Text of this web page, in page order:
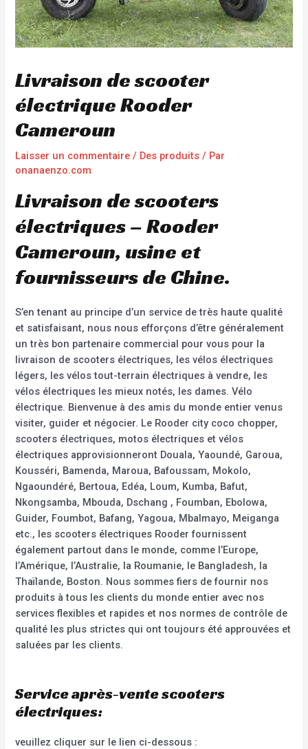
Livraison de scooter
électrique Rooder
Cameroun
Laisser un commentaire / Des produits / Par
onanaenzo.com
Livraison de scooters
électriques – Rooder
Cameroun, usine et
fournisseurs de Chine.
S’en tenant au principe d’un service de très haute qualité
et satisfaisant, nous nous efforçons d’être généralement
un très bon partenaire commercial pour vous pour la
livraison de scooters électriques, les vélos électriques
légers, les vélos tout-terrain électriques à vendre, les
vélos électriques les mieux notés, les dames. Vélo
électrique. Bienvenue à des amis du monde entier venus
visiter, guider et négocier. Le Rooder city coco chopper,
scooters électriques, motos électriques et vélos
électriques approvisionneront Douala, Yaoundé, Garoua,
Kousséri, Bamenda, Maroua, Bafoussam, Mokolo,
Ngaoundéré, Bertoua, Edéa, Loum, Kumba, Bafut,
Nkongsamba, Mbouda, Dschang , Foumban, Ebolowa,
Guider, Foumbot, Bafang, Yagoua, Mbalmayo, Meiganga
etc., les scooters électriques Rooder fournissent
également partout dans le monde, comme l’Europe,
l’Amérique, l’Australie, la Roumanie, le Bangladesh, la
Thaïlande, Boston. Nous sommes fiers de fournir nos
produits à tous les clients du monde entier avec nos
services flexibles et rapides et nos normes de contrôle de
qualité les plus strictes qui ont toujours été approuvées et
saluées par les clients.
Service après-vente scooters
électriques:
veuillez cliquer sur le lien ci-dessous :